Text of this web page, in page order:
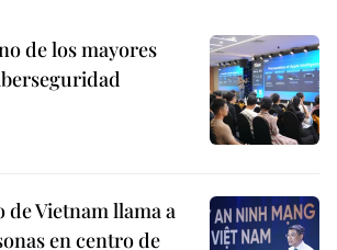
de los mayores
Vietnam llama a
en centro de